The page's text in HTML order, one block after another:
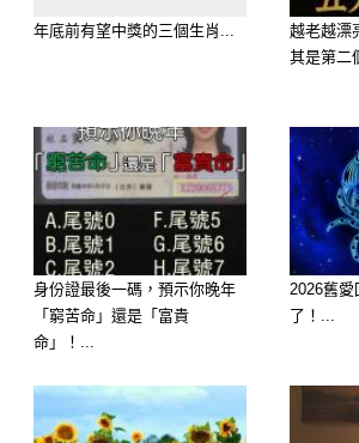
結語：
媽祖生日時，全台神明「
這可是最容易轉運的日子！
年底前有望中獎的三個生肖...
越老越漂
其是第二
身份證最後一碼，預示你晚年
「窮苦命」還是「富貴
命」！...
2026舊
了！...